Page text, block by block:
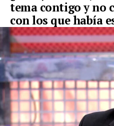
tema contigo y no
con los que había